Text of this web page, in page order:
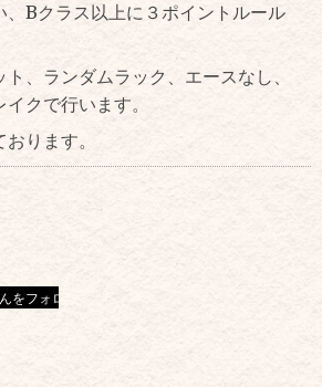
Bクラス以上に３ポイントルール
、ランダムラック、エースなし、
クで行います。
ります。